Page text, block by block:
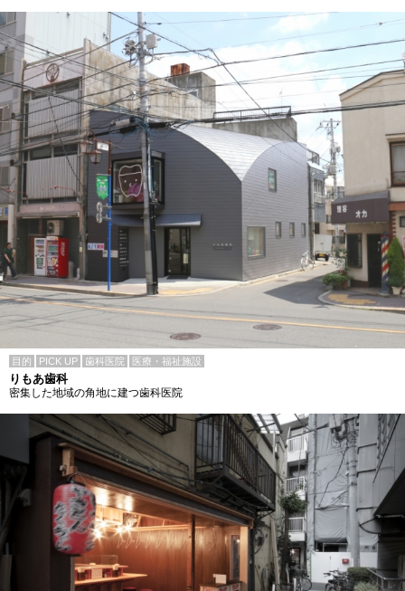
目的 PICK UP 歯科医院 医療・福祉施設
りもあ歯科
密集した地域の角地に建つ歯科医院